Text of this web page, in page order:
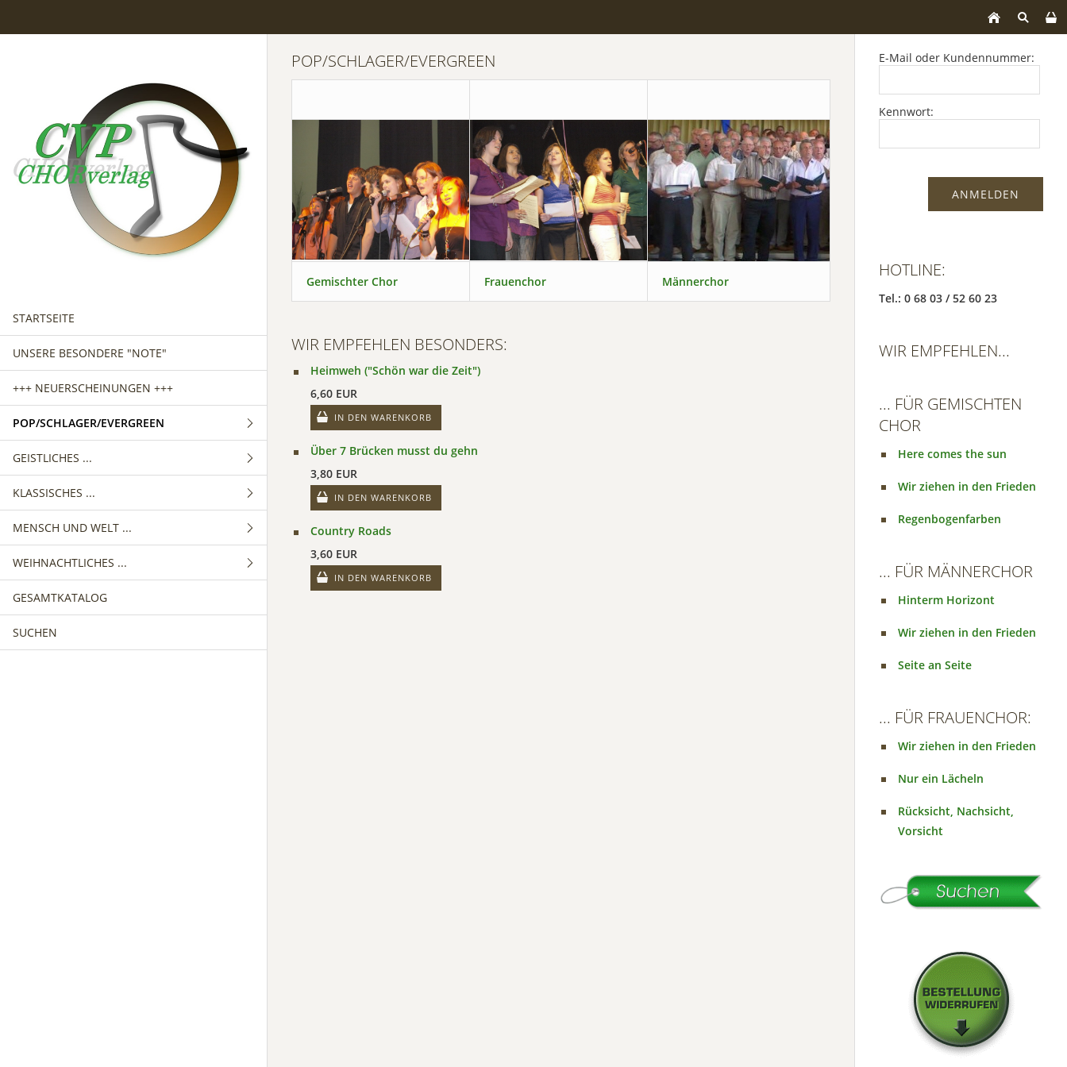
STARTSEITE
UNSERE BESONDERE "NOTE"
+++ NEUERSCHEINUNGEN +++
POP/SCHLAGER/EVERGREEN
GEMISCHTER CHOR
FRAUENCHOR
MÄNNERCHOR
GEISTLICHES ...
GEMISCHTER CHOR
FRAUENCHOR
MÄNNERCHOR
KLASSISCHES ...
GEMISCHTER CHOR
FRAUENCHOR
MÄNNERCHOR
MENSCH UND WELT ...
GEMISCHTER CHOR
FRAUENCHOR
MÄNNERCHOR
WEIHNACHTLICHES ...
GEMISCHTER CHOR
FRAUENCHOR
GESAMTKATALOG
SUCHEN
POP/SCHLAGER/EVERGREEN
Gemischter Chor Frauenchor Männerchor
WIR EMPFEHLEN BESONDERS:
Heimweh ("Schön war die Zeit")
6,60 EUR
IN DEN WARENKORB
Über 7 Brücken musst du gehn
3,80 EUR
IN DEN WARENKORB
Country Roads
3,60 EUR
IN DEN WARENKORB
E-Mail oder Kundennummer:
Kennwort:
HOTLINE:
Tel.: 0 68 03 / 52 60 23
WIR EMPFEHLEN...
... FÜR GEMISCHTEN
CHOR
Here comes the sun
Wir ziehen in den Frieden
Regenbogenfarben
... FÜR MÄNNERCHOR
Hinterm Horizont
Wir ziehen in den Frieden
Seite an Seite
... FÜR FRAUENCHOR:
Wir ziehen in den Frieden
Nur ein Lächeln
Rücksicht, Nachsicht,
Vorsicht